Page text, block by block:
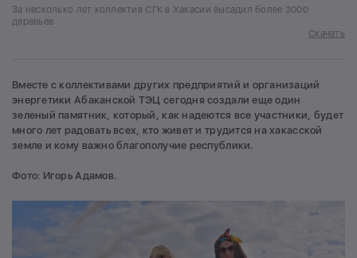
За несколько лет коллектив СГК в Хакасии высадил более 3000
деревьев
Скачать
Вместе с коллективами других предприятий и организаций
энергетики Абаканской ТЭЦ сегодня создали еще один
зеленый памятник, который, как надеются все участники, будет
много лет радовать всех, кто живет и трудится на хакасской
земле и кому важно благополучие республики.
Фото: Игорь Адамов.